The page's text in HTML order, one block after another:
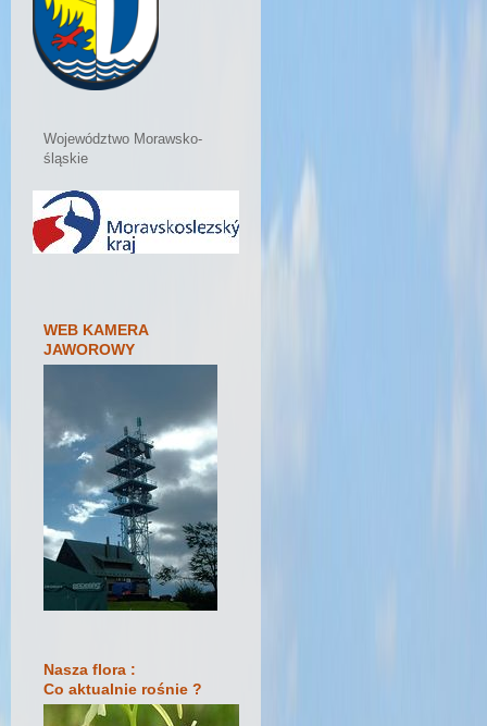
Województwo Morawsko-
śląskie
WEB KAMERA
JAWOROWY
Nasza flora :
Co aktualnie rośnie ?